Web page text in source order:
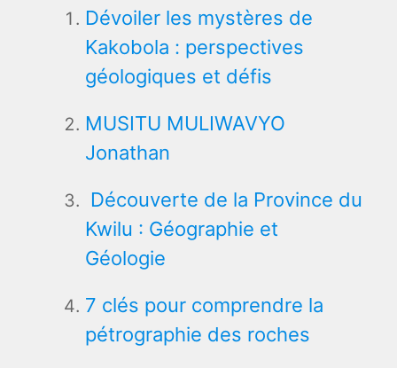
Dévoiler les mystères de
Kakobola : perspectives
géologiques et défis
MUSITU MULIWAVYO
Jonathan
Découverte de la Province du
Kwilu : Géographie et
Géologie
7 clés pour comprendre la
pétrographie des roches